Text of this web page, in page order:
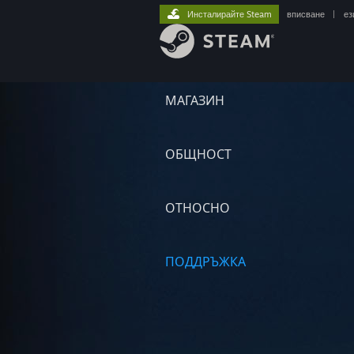
МАГАЗИН
ОБЩНОСТ
ОТНОСНО
ПОДДРЪЖКА
Инсталирайте Steam вписване